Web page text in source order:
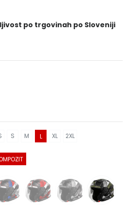
po trgovinah po Sloveniji
S M L XL 2XL